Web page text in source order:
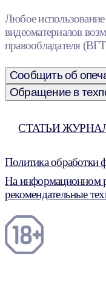
Любое
видеоматериалов
правообладателя
Сообщить об
Обращение в
СТАТЬИ
Политика обработки
На информационном
рекомендательные